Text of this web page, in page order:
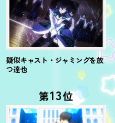
疑似キャスト・ジャミングを放
つ達也
第13位